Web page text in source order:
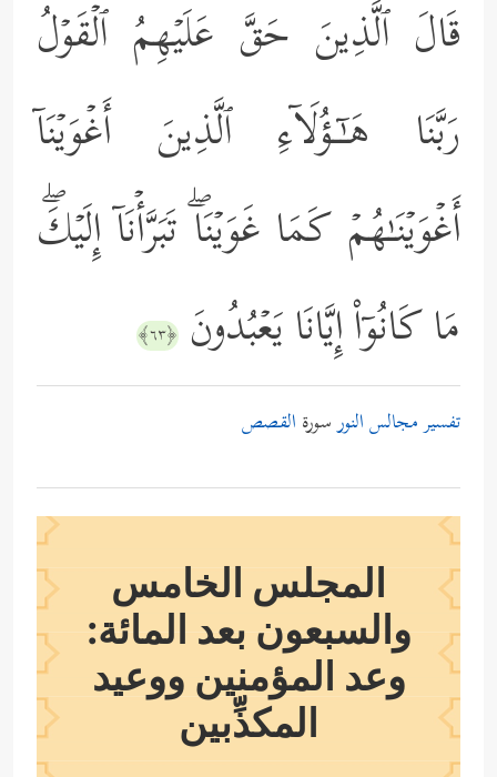
قَالَ ٱلَّذِینَ حَقَّ عَلَیۡهِمُ ٱلۡقَوۡلُ
رَبَّنَا هَـٰۤـؤُلَاۤءِ ٱلَّذِینَ أَغۡوَیۡنَاۤ
أَغۡوَیۡنَـٰهُمۡ كَمَا غَوَیۡنَاۖ تَبَرَّأۡنَاۤ إِلَیۡكَۖ
مَا كَانُوۤاْ إِیَّانَا یَعۡبُدُونَ ﴿٦٣﴾
تفسير مجالس النورسورة القصص
المجلس الخامس
والسبعون بعد المائة:
وعد المؤمنين ووعيد
المكذِّبين